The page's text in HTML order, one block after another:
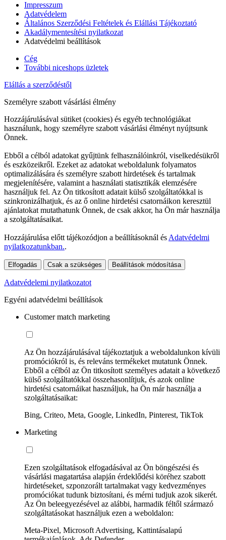
Impresszum
Adatvédelem
Általános Szerződési Feltételek és Elállási Tájékoztató
Akadálymentesítési nyilatkozat
Adatvédelmi beállítások
Cég
További niceshops üzletek
Elállás a szerződéstől
Személyre szabott vásárlási élmény
Hozzájárulásával sütiket (cookies) és egyéb technológiákat
használunk, hogy személyre szabott vásárlási élményt nyújtsunk
Önnek.
Ebből a célból adatokat gyűjtünk felhasználóinkról, viselkedésükről
és eszközeikről. Ezeket az adatokat weboldalunk folyamatos
optimalizálására és személyre szabott hirdetések és tartalmak
megjelenítésére, valamint a használati statisztikák elemzésére
használjuk fel. Az Ön titkosított adatait külső szolgáltatókkal is
szinkronizálhatjuk, és az ő online hirdetési csatornáikon keresztül
ajánlatokat mutathatunk Önnek, de csak akkor, ha Ön már használja
a szolgáltatásaikat.
Hozzájárulása előtt tájékozódjon a beállításoknál és Adatvédelmi
nyilatkozatunkban..
Elfogadás Csak a szükséges Beállítások módosítása
Adatvédelemi nyilatkozatot
Egyéni adatvédelmi beállítások
Customer match marketing
Az Ön hozzájárulásával tájékoztatjuk a weboldalunkon kívüli
promóciókról is, és releváns termékeket mutatunk Önnek.
Ebből a célból az Ön titkosított személyes adatait a következő
külső szolgáltatókkal összehasonlítjuk, és azok online
hirdetési csatornáikat használjuk, ha Ön már használja a
szolgáltatásaikat:
Bing, Criteo, Meta, Google, LinkedIn, Pinterest, TikTok
Marketing
Ezen szolgáltatások elfogadásával az Ön böngészési és
vásárlási magatartása alapján érdeklődési köréhez szabott
hirdetéseket, szponzorált tartalmakat vagy kedvezményes
promóciókat tudunk biztosítani, és mérni tudjuk azok sikerét.
Az Ön beleegyezésével az alábbi, harmadik féltől származó
szolgáltatásokat használjuk ezen a weboldalon:
Meta-Pixel, Microsoft Advertising, Kattintásalapú